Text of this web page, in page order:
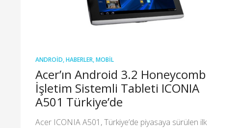
ANDROID,HABERLER,MOBIL
Acer’ın Android 3.2 Honeycomb
İşletim Sistemli Tableti ICONIA
A501 Türkiye’de
Acer ICONIA A501, Türkiye’de piyasaya sürülen ilk